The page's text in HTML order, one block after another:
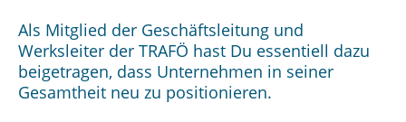
Als Mitglied der Geschäftsleitung und
Werksleiter der TRAFÖ hast Du essentiell dazu
beigetragen, dass Unternehmen in seiner
Gesamtheit neu zu positionieren.